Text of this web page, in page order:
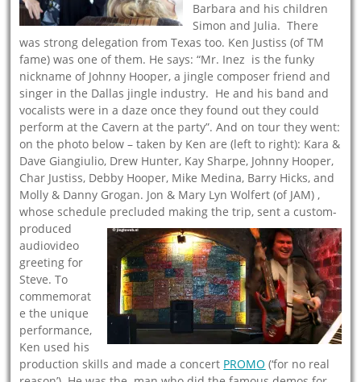
Barbara and his children
Simon and Julia. There
was strong delegation from Texas too. Ken Justiss (of TM
fame) was one of them. He says: “Mr. Inez is the funky
nickname of Johnny Hooper, a jingle composer friend and
singer in the Dallas jingle industry. He and his band and
vocalists were in a daze once they found out they could
perform at the Cavern at the party”. And on tour they went:
on the photo below – taken by Ken are (left to right): Kara &
Dave Giangiulio, Drew Hunter, Kay Sharpe, Johnny Hooper,
Char Justiss, Debby Hooper, Mike Medina, Barry Hicks, and
Molly & Danny Grogan. Jon & Mary Lyn Wolfert (of JAM) ,
whose schedule precluded making the trip, sent a custom-
produced
audiovideo
greeting for
Steve. To
commemorat
e the unique
performance,
Ken used his
production skills and made a concert PROMO (‘for no real